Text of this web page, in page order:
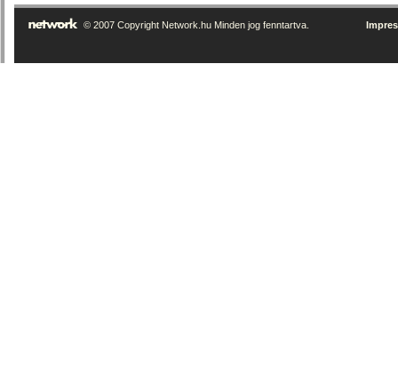
© 2007 Copyright Network.hu Minden jog fenntartva.